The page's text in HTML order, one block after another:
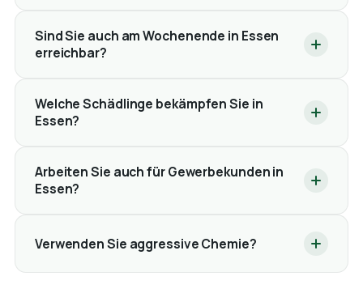
Sind Sie auch am Wochenende in Essen
erreichbar?
Welche Schädlinge bekämpfen Sie in
Essen?
Arbeiten Sie auch für Gewerbekunden in
Essen?
Verwenden Sie aggressive Chemie?